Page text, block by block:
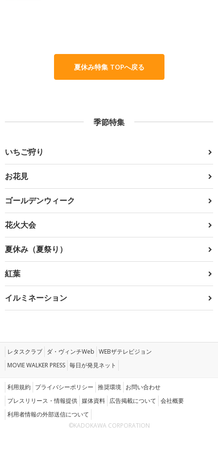
夏休み特集 TOPへ戻る
季節特集
いちご狩り
お花見
ゴールデンウィーク
花火大会
夏休み（夏祭り）
紅葉
イルミネーション
レタスクラブ ダ・ヴィンチWeb WEBザテレビジョン
MOVIE WALKER PRESS 毎日が発見ネット
利用規約 プライバシーポリシー 推奨環境 お問い合わせ
プレスリリース・情報提供 媒体資料 広告掲載について 会社概要
利用者情報の外部送信について
©KADOKAWA CORPORATION